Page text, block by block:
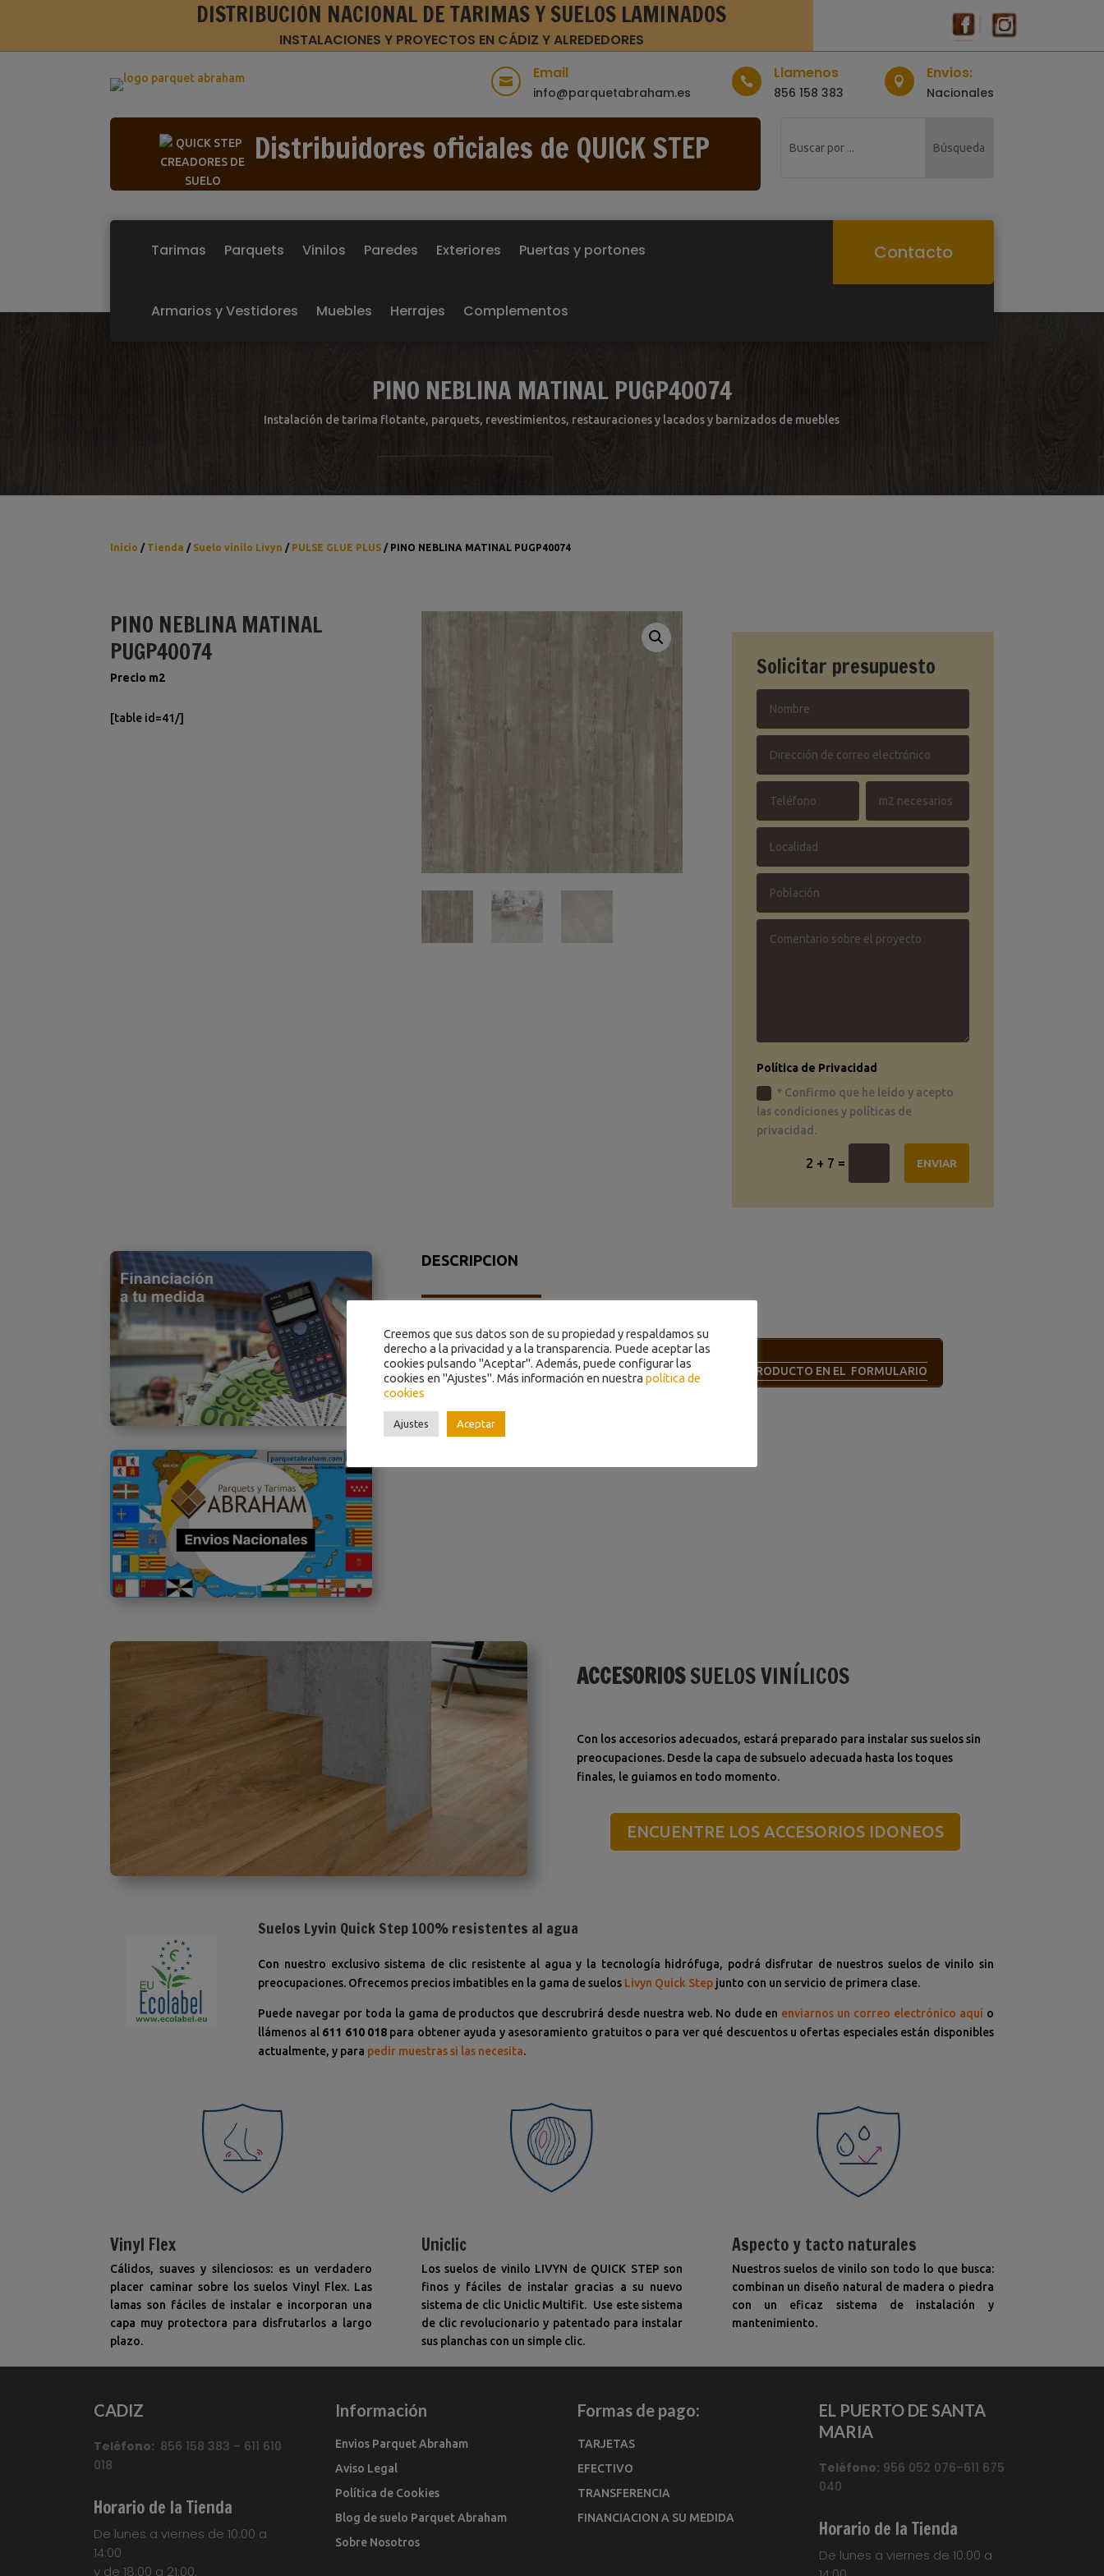
DISTRIBUCIÓN NACIONAL DE TARIMAS Y SUELOS LAMINADOS
INSTALACIONES Y PROYECTOS EN CÁDIZ Y ALREDEDORES
 Email
info@parquetabraham.es
 Llamenos
856 158 383
 Envios:
Nacionales
Distribuidores oficiales de QUICK STEP
Tarimas Parquets Vinilos Paredes Exteriores Puertas y portones
Armarios y Vestidores Muebles Herrajes Complementos
Contacto
PINO NEBLINA MATINAL PUGP40074
Instalación de tarima flotante, parquets, revestimientos, restauraciones y lacados y barnizados de muebles
Inicio / Tienda / Suelo vinilo Livyn / PULSE GLUE PLUS / PINO NEBLINA MATINAL PUGP40074
PINO NEBLINA MATINAL
PUGP40074
Precio m2
[table id=41/]
Solicitar presupuesto
Política de Privacidad
* Confirmo que he leído y acepto
las condiciones y políticas de
privacidad.
2 + 7 = ENVIAR
DESCRIPCION
SOLICITE NUESTRO MEJOR PRECIO PARA ESTE PRODUCTO EN EL FORMULARIO
ACCESORIOSSUELOS VINÍLICOS
Con los accesorios adecuados, estará preparado para instalar sus suelos sin
preocupaciones. Desde la capa de subsuelo adecuada hasta los toques
finales, le guiamos en todo momento.
ENCUENTRE LOS ACCESORIOS IDONEOS
Suelos Lyvin Quick Step 100% resistentes al agua
Con nuestro exclusivo sistema de clic resistente al agua y la tecnología hidrófuga, podrá disfrutar de nuestros suelos de vinilo sin
preocupaciones. Ofrecemos precios imbatibles en la gama de suelos Livyn Quick Step junto con un servicio de primera clase.
Puede navegar por toda la gama de productos que descrubrirá desde nuestra web. No dude en enviarnos un correo electrónico aquío
llámenos al 611 610 018 para obtener ayuda y asesoramiento gratuitos o para ver qué descuentos u ofertas especiales están disponibles
actualmente, y para pedir muestras si las necesita.
Vinyl Flex
Cálidos, suaves y silenciosos: es un verdadero
placer caminar sobre los suelos Vinyl Flex. Las
lamas son fáciles de instalar e incorporan una
capa muy protectora para disfrutarlos a largo
plazo.
Uniclic
Los suelos de vinilo LIVYN de QUICK STEP son
finos y fáciles de instalar gracias a su nuevo
sistema de clic Uniclic Multifit. Use este sistema
de clic revolucionario y patentado para instalar
sus planchas con un simple clic.
Aspecto y tacto naturales
Nuestros suelos de vinilo son todo lo que busca:
combinan un diseño natural de madera o piedra
con un eficaz sistema de instalación y
mantenimiento.
CADIZ
Teléfono: 856 158 383 – 611 610
018
Horario de la Tienda
De lunes a viernes de 10:00 a
14:00
y de 18:00 a 21:00.
Información
Envios Parquet Abraham
Aviso Legal
Política de Cookies
Blog de suelo Parquet Abraham
Sobre Nosotros
Formas de pago:
TARJETAS
EFECTIVO
TRANSFERENCIA
FINANCIACION A SU MEDIDA
EL PUERTO DE SANTA
MARIA
Teléfono: 956 052 076–611 675
040
Horario de la Tienda
De lunes a viernes de 10:00 a
Creemos que sus datos son de su propiedad y respaldamos su
derecho a la privacidad y a la transparencia. Puede aceptar las
cookies pulsando "Aceptar". Además, puede configurar las
cookies en "Ajustes". Más información en nuestra política de
cookies
Ajustes Aceptar